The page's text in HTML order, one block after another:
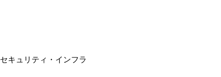
セキュリティ・インフラ